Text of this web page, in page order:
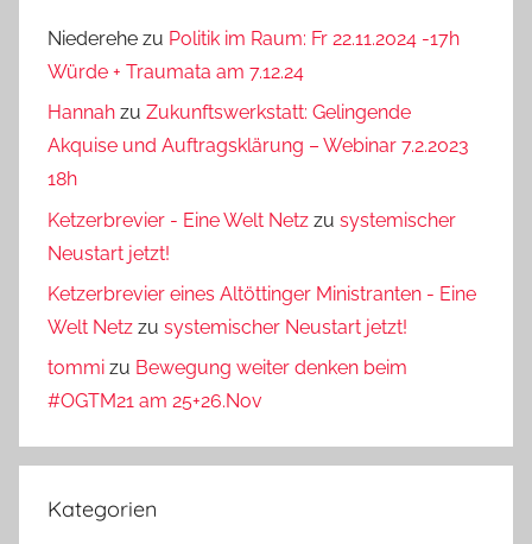
Niederehe zu Politik im Raum: Fr 22.11.2024 -17h
Würde + Traumata am 7.12.24
Hannah zu Zukunftswerkstatt: Gelingende
Akquise und Auftragsklärung – Webinar 7.2.2023
18h
Ketzerbrevier - Eine Welt Netz zu systemischer
Neustart jetzt!
Ketzerbrevier eines Altöttinger Ministranten - Eine
Welt Netz zu systemischer Neustart jetzt!
tommi zu Bewegung weiter denken beim
#OGTM21 am 25+26.Nov
Kategorien